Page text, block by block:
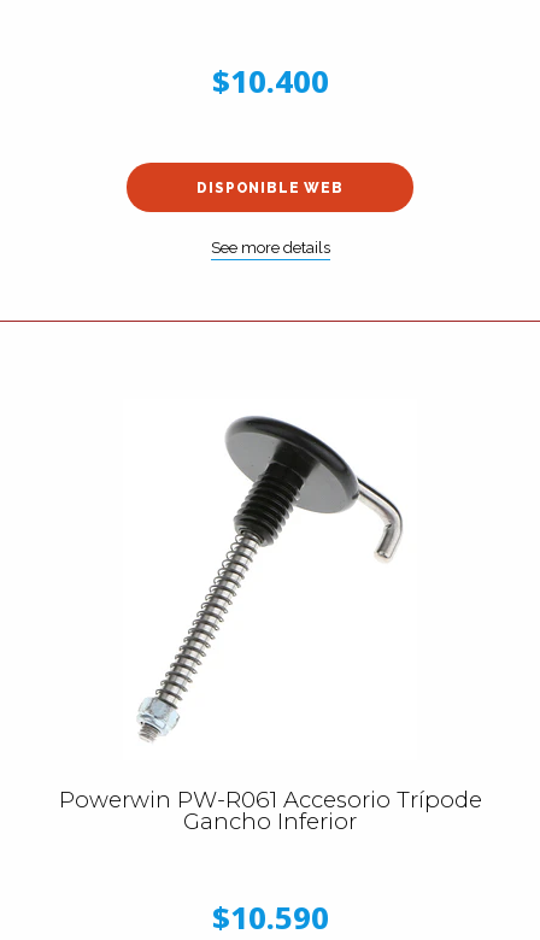
$10.400
DISPONIBLE WEB
See more details
Powerwin PW-R061 Accesorio Trípode
Gancho Inferior
$10.590